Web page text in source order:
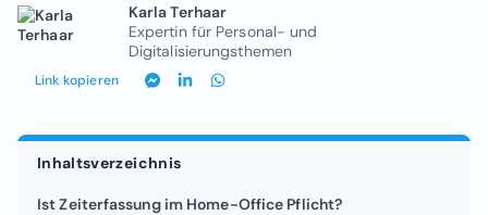
Karla Terhaar
Expertin für Personal- und
Digitalisierungsthemen
Link kopieren
Inhaltsverzeichnis
Ist Zeiterfassung im Home-Office Pflicht?